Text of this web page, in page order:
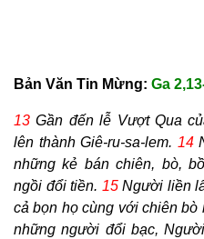
Bản Văn Tin Mừng: Ga
13 Gần đến lễ Vượt Qua
lên thành Giê-ru-sa-lem. 14
những kẻ bán chiên, bò,
ngồi đổi tiền. 15Người liền
cả bọn họ cùng với chiên
những người đổi bạc,